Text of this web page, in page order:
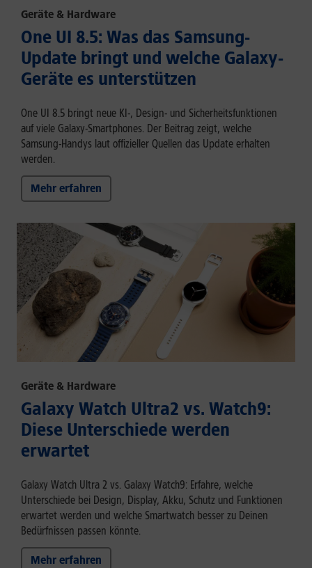
Geräte & Hardware
One UI 8.5: Was das Samsung-
Update bringt und welche Galaxy-
Geräte es unterstützen
One UI 8.5 bringt neue KI-, Design- und Sicherheitsfunktionen
auf viele Galaxy-Smartphones. Der Beitrag zeigt, welche
Samsung-Handys laut offizieller Quellen das Update erhalten
werden.
Mehr erfahren
Geräte & Hardware
Galaxy Watch Ultra2 vs. Watch9:
Diese Unterschiede werden
erwartet
Galaxy Watch Ultra 2 vs. Galaxy Watch9: Erfahre, welche
Unterschiede bei Design, Display, Akku, Schutz und Funktionen
erwartet werden und welche Smartwatch besser zu Deinen
Bedürfnissen passen könnte.
Mehr erfahren